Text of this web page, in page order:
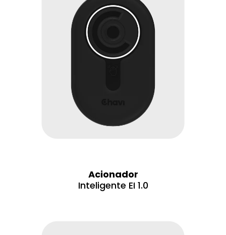
Acionador
Inteligente EI 1.0